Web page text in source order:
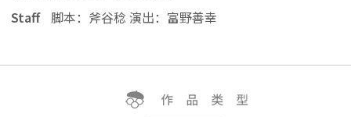
Staff
脚本：斧谷稔 演出：富野善幸